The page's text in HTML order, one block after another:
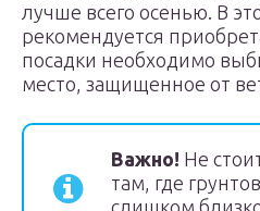
лучше всего осенью. В
рекомендуется
посадки необходимо
место, защищенное от
Важно! Не
там, где
слишком